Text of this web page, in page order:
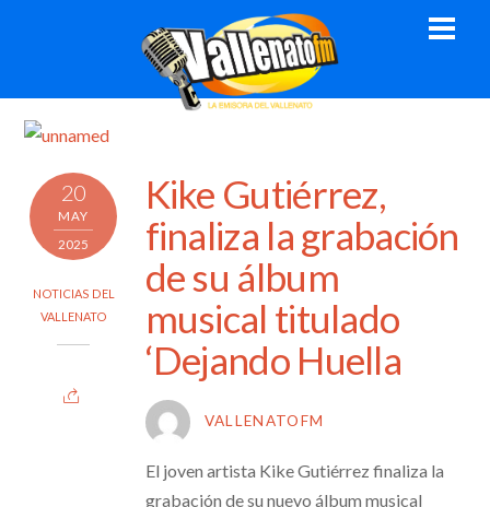
20
MAY
2025
NOTICIAS DEL
VALLENATO
Kike Gutiérrez,
finaliza la grabación
de su álbum
musical titulado
‘Dejando Huella
VALLENATOFM
El joven artista Kike Gutiérrez finaliza la
grabación de su nuevo álbum musical